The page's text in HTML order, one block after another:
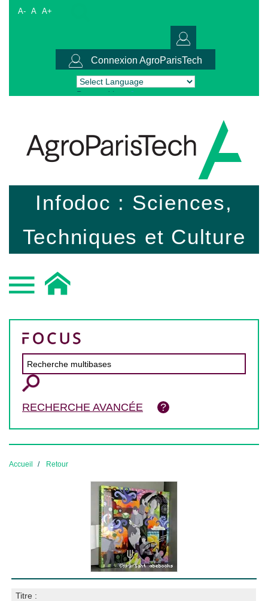
A- A A+
Connexion AgroParisTech
Powered by Translate
Infodoc : Sciences,
Techniques et Culture
RECHERCHE AVANCÉE
Accueil Retour
Titre :